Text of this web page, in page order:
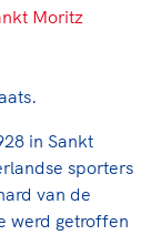
Moritz
in Sankt
sporters
van de
werd getroffen